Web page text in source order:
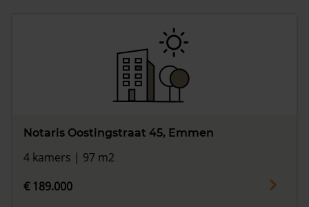
Notaris Oostingstraat 45, Emmen
4 kamers | 97 m2
€ 189.000